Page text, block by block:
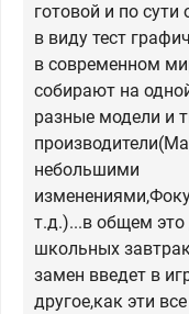
готовой и по сути
в виду тест
в современном
собирают на
разные модели и
небольшими
т.д.)...в общем
школьных
замен введет в
другое,как эти